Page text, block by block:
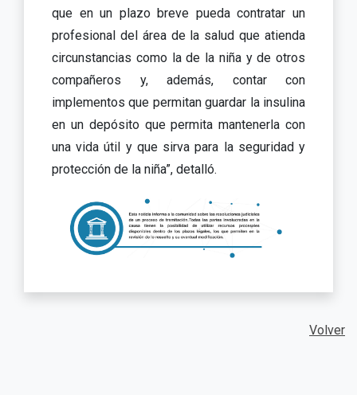
que en un plazo breve pueda contratar un
profesional del área de la salud que atienda
circunstancias como la de la niña y de otros
compañeros y, además, contar con
implementos que permitan guardar la insulina
en un depósito que permita mantenerla con
una vida útil y que sirva para la seguridad y
protección de la niña”, detalló.
Volver